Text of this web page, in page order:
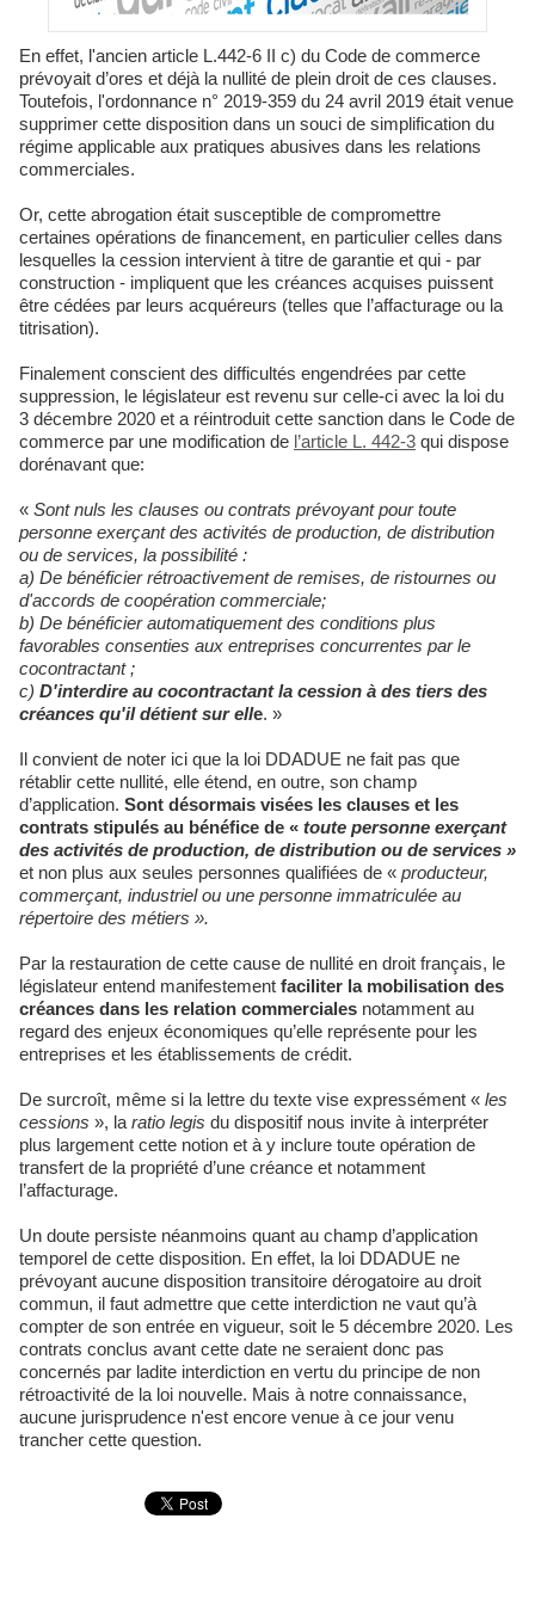
En effet, l'ancien article L.442-6 II c) du Code de commerce
prévoyait d’ores et déjà la nullité de plein droit de ces clauses.
Toutefois, l'ordonnance n° 2019-359 du 24 avril 2019 était venue
supprimer cette disposition dans un souci de simplification du
régime applicable aux pratiques abusives dans les relations
commerciales.
Or, cette abrogation était susceptible de compromettre
certaines opérations de financement, en particulier celles dans
lesquelles la cession intervient à titre de garantie et qui - par
construction - impliquent que les créances acquises puissent
être cédées par leurs acquéreurs (telles que l’affacturage ou la
titrisation).
Finalement conscient des difficultés engendrées par cette
suppression, le législateur est revenu sur celle-ci avec la loi du
3 décembre 2020 et a réintroduit cette sanction dans le Code de
commerce par une modification de l’article L. 442-3 qui dispose
dorénavant que:
« Sont nuls les clauses ou contrats prévoyant pour toute
personne exerçant des activités de production, de distribution
ou de services, la possibilité :
a) De bénéficier rétroactivement de remises, de ristournes ou
d'accords de coopération commerciale;
b) De bénéficier automatiquement des conditions plus
favorables consenties aux entreprises concurrentes par le
cocontractant ;
c) D'interdire au cocontractant la cession à des tiers des
créances qu'il détient sur elle. »
Il convient de noter ici que la loi DDADUE ne fait pas que
rétablir cette nullité, elle étend, en outre, son champ
d’application. Sont désormais visées les clauses et les
contrats stipulés au bénéfice de « toute personne exerçant
des activités de production, de distribution ou de services »
et non plus aux seules personnes qualifiées de « producteur,
commerçant, industriel ou une personne immatriculée au
répertoire des métiers ».
Par la restauration de cette cause de nullité en droit français, le
législateur entend manifestement faciliter la mobilisation des
créances dans les relation commerciales notamment au
regard des enjeux économiques qu’elle représente pour les
entreprises et les établissements de crédit.
De surcroît, même si la lettre du texte vise expressément « les
cessions », la ratio legis du dispositif nous invite à interpréter
plus largement cette notion et à y inclure toute opération de
transfert de la propriété d’une créance et notamment
l’affacturage.
Un doute persiste néanmoins quant au champ d’application
temporel de cette disposition. En effet, la loi DDADUE ne
prévoyant aucune disposition transitoire dérogatoire au droit
commun, il faut admettre que cette interdiction ne vaut qu’à
compter de son entrée en vigueur, soit le 5 décembre 2020. Les
contrats conclus avant cette date ne seraient donc pas
concernés par ladite interdiction en vertu du principe de non
rétroactivité de la loi nouvelle. Mais à notre connaissance,
aucune jurisprudence n'est encore venue à ce jour venu
trancher cette question.